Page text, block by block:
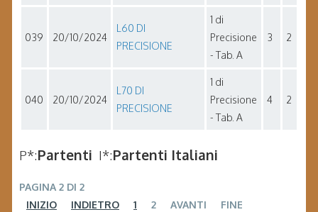
039 20/10/2024
L60 DI
PRECISIONE
1 di
Precisione
- Tab. A
3 2
040 20/10/2024
L70 DI
PRECISIONE
1 di
Precisione
- Tab. A
4 2
P*:Partenti I*:Partenti Italiani
PAGINA 2 DI 2
INIZIO
INDIETRO 1 2 AVANTI FINE